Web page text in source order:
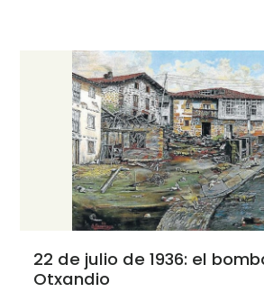
22 de julio de 1936: el
Otxandio